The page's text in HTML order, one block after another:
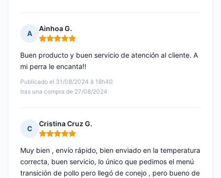
A
Ainhoa G.
Nota: 5 de 5
Publicado el 31/08/2024 à 18h40
tras una compra de 27/08/2024
Buen producto y buen servicio de atención al cliente. A
mi perra le encanta!!
C
Cristina Cruz G.
Nota: 5 de 5
Muy bien , envío rápido, bien enviado en la temperatura
correcta, buen servicio, lo único que pedimos el menú
transición de pollo pero llegó de conejo , pero bueno de